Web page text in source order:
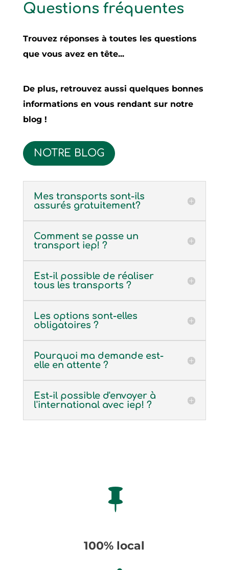
Questions fréquentes
Trouvez réponses à toutes les questions
que vous avez en tête...
De plus, retrouvez aussi quelques bonnes
informations en vous rendant sur notre
blog !
NOTRE BLOG
Mes transports sont-ils
assurés gratuitement?
Comment se passe un
transport iep! ?
Est-il possible de réaliser
tous les transports ?
Les options sont-elles
obligatoires ?
Pourquoi ma demande est-
elle en attente ?
Est-il possible d'envoyer à
l'international avec iep! ?

100% local